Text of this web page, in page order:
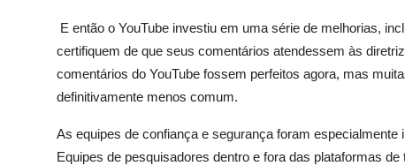
E então o YouTube investiu em uma série de melhorias,
certifiquem de que seus comentários atendessem às
comentários do YouTube fossem perfeitos agora, mas
definitivamente menos comum.
As equipes de confiança e segurança foram
Equipes de pesquisadores dentro e fora das plataformas